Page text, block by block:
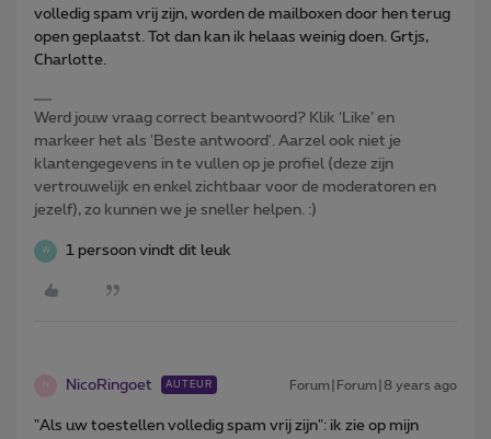
volledig spam vrij zijn, worden de mailboxen door hen terug
open geplaatst. Tot dan kan ik helaas weinig doen. Grtjs,
Charlotte.
Werd jouw vraag correct beantwoord? Klik ‘Like’ en
markeer het als 'Beste antwoord'. Aarzel ook niet je
klantengegevens in te vullen op je profiel (deze zijn
vertrouwelijk en enkel zichtbaar voor de moderatoren en
jezelf), zo kunnen we je sneller helpen. :)
W 1 persoon vindt dit leuk
NicoRingoet AUTEUR Forum|Forum|8 years ago
"Als uw toestellen volledig spam vrij zijn": ik zie op mijn